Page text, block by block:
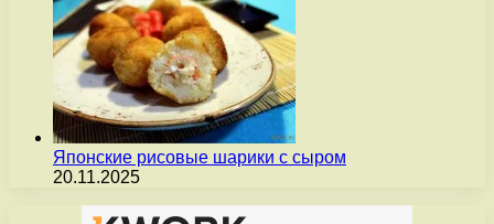
Японские рисовые шарики с сыром
20.11.2025